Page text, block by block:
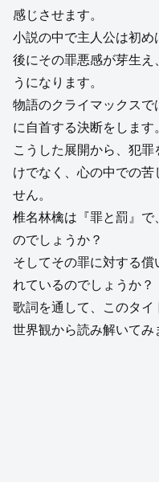
感じさせます。
小説の中で主人公は初め
後にその罪悪感が芽生え
うになります。
物語のクライマックス
に自首する決断をします
こうした展開から、犯
けでなく、心の中での苦
せん。
椎名林檎は『罪と罰』で
のでしょうか？
そしてその罪に対する
れているのでしょうか？
歌詞を通して、このタ
世界観から読み解いてみ